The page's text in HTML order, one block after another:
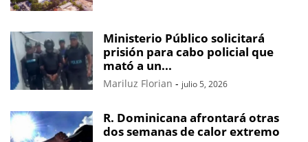
Ministerio Público solicitará
prisión para cabo policial que
mató a un...
Mariluz Florian - julio 5, 2026
R. Dominicana afrontará otras
dos semanas de calor extremo